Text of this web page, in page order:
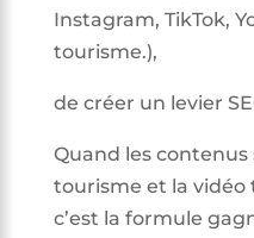
Instagram, TikTok,
tourisme.),
de créer un levier
Quand les contenus
tourisme et la vidéo
c’est la formule